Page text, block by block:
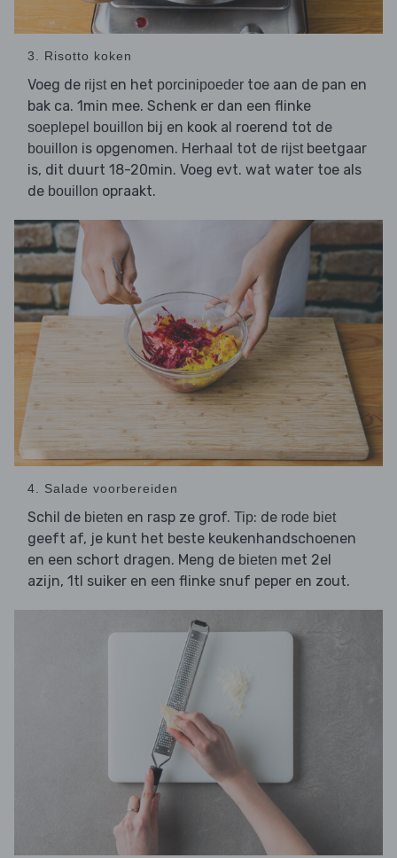
3. Risotto koken
Voeg de rijsten het porcinipoeder toe aan de pan en
bak ca. 1min mee. Schenk er dan een flinke
soeplepel bouillon bij en kook al roerend tot de
bouillon is opgenomen. Herhaal tot de rijstbeetgaar
is, dit duurt 18-20min. Voeg evt. wat water toe als
de bouillon opraakt.
4. Salade voorbereiden
Schil de bieten en rasp ze grof. Tip: de rode biet
geeft af, je kunt het beste keukenhandschoenen
en een schort dragen. Meng de bieten met 2el
azijn, 1tl suiker en een flinke snuf peper en zout.